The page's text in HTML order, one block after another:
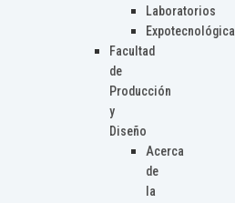
Laboratorios
Expotecnológica
Facultad
de
Producción
y
Diseño
Acerca
de
la